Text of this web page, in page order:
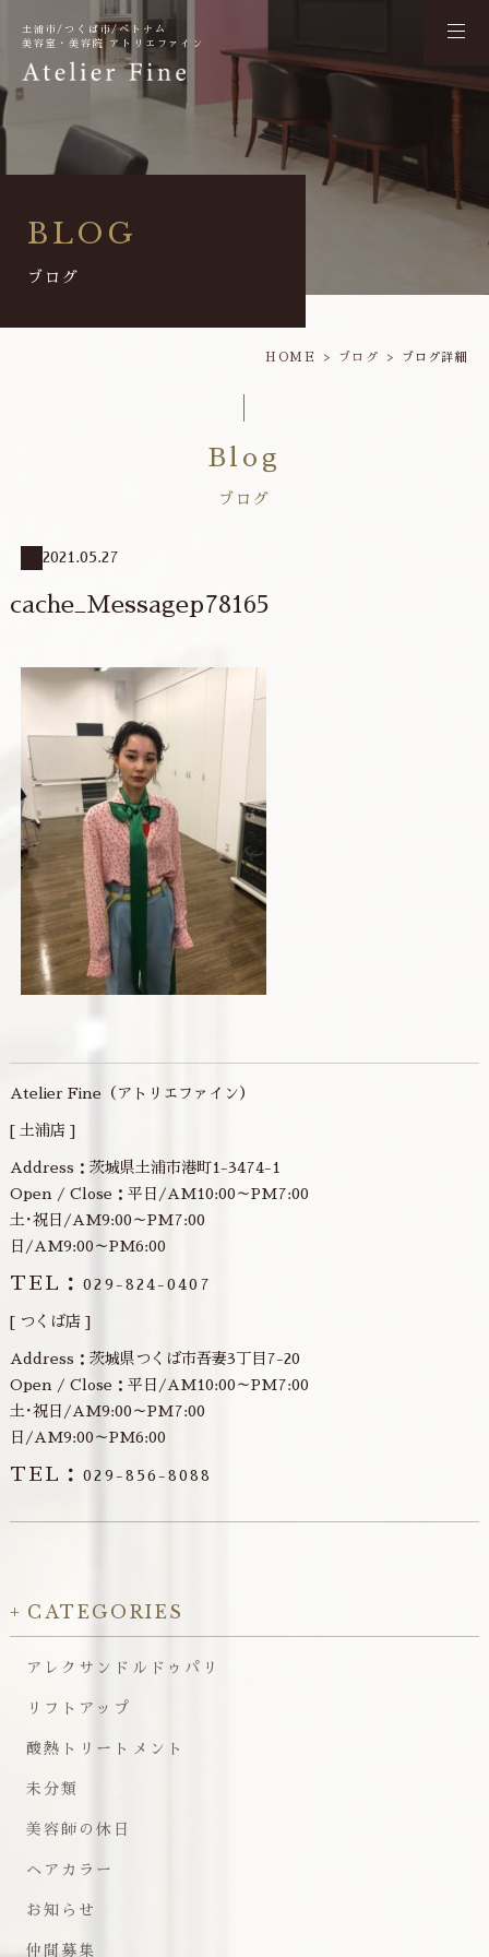
土浦市/つくば市/ベトナム
美容室・美容院 アトリエファイン
BLOG
ブログ
HOME ブログ ブログ詳細
Blog
ブログ
2021.05.27
cache_Messagep78165
Atelier Fine（アトリエファイン）
[ 土浦店 ]
Address：茨城県土浦市港町1-3474-1
Open / Close：平日/AM10:00～PM7:00
土･祝日/AM9:00～PM7:00
日/AM9:00～PM6:00
TEL：029-824-0407
[ つくば店 ]
Address：茨城県つくば市吾妻3丁目7-20
Open / Close：平日/AM10:00～PM7:00
土･祝日/AM9:00～PM7:00
日/AM9:00～PM6:00
TEL：029-856-8088
CATEGORIES
アレクサンドルドゥパリ
リフトアップ
酸熱トリートメント
未分類
美容師の休日
ヘアカラー
お知らせ
仲間募集